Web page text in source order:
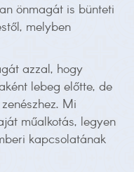
önmagát is bünteti
melyben
azzal, hogy
lebeg előtte, de
Mi
műalkotás, legyen
kapcsolatának